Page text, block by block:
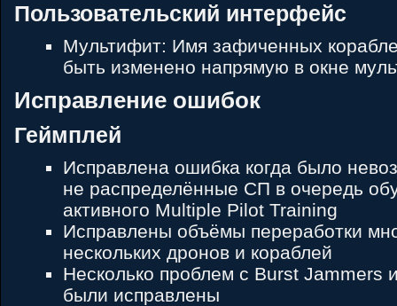
Пользовательский интерфейс
Мультифит: Имя зафиченных
быть изменено напрямую в окне
Исправление ошибок
Геймплей
Исправлена ошибка когда было
не распределённые СП в очередь
активного Multiple Pilot Training
Исправлены объёмы переработки
нескольких дронов и кораблей
Несколько проблем с Burst Jammers
были исправлены